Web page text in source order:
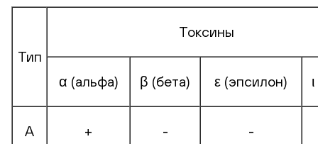
Тип
Токсины
α (альфа) β (бета) ε (эпсилон)
А + - -